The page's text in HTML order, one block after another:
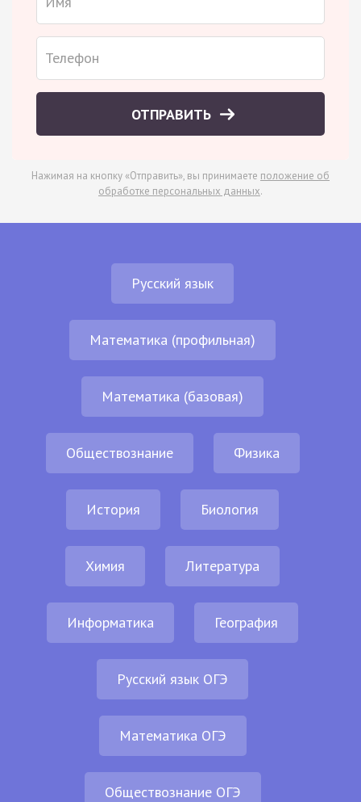
ОТПРАВИТЬ
Нажимая на кнопку «Отправить», вы принимаете положение об
обработке персональных данных.
Русский язык
Математика (профильная)
Математика (базовая)
Обществознание Физика
История Биология
Химия Литература
Информатика География
Русский язык ОГЭ
Математика ОГЭ
Обществознание ОГЭ